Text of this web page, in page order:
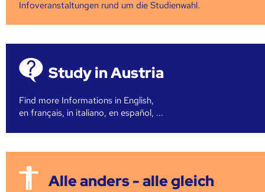
Infoveranstaltungen rund um die Studienwahl.
Study in Austria
Find more Informations in English,
en français, in italiano, en español, ...
Alle anders - alle gleich